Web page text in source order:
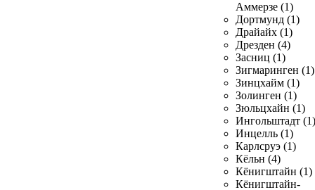
Аммерзе (1)
Дортмунд (1)
Драйайх (1)
Дрезден (4)
Засниц (1)
Зигмаринген (1)
Зинцхайм (1)
Золинген (1)
Зюльцхайн (1)
Ингольштадт (1)
Инцелль (1)
Карлсруэ (1)
Кёльн (4)
Кёнигштайн (1)
Кёнигштайн-